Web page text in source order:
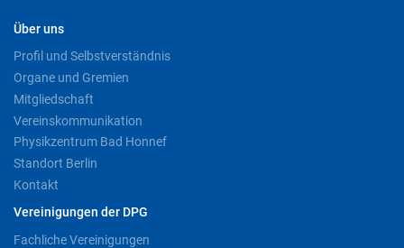
Über uns
Profil und Selbstverständnis
Organe und Gremien
Mitgliedschaft
Vereinskommunikation
Physikzentrum Bad Honnef
Standort Berlin
Kontakt
Vereinigungen der DPG
Fachliche Vereinigungen